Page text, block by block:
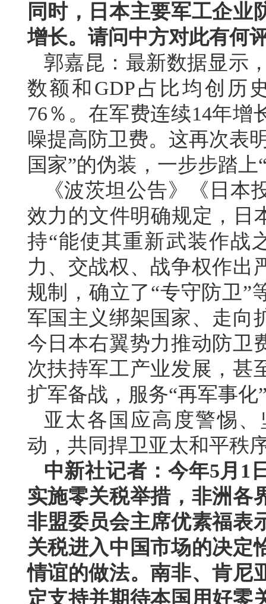
同时，日本主要军工企业
增长。请问中方对此有何
郭嘉昆：最新数据显示
数额和GDP占比均创历
76％。在军费连续14年
噪提高防卫费。这再次表
国家”的伪装，一步步踏
《波茨坦公告》《日
效力的文件明确规定，日
持“能使其重新武装作战
力、交战权、战争权作出
规制，确立了“专守防卫”
军国主义绑架国家、走向
今日本右翼势力推动防卫
次扶持军工产业发展，甚
扩军备战，服务“再军事化
亚太各国应高度警惕
动，共同捍卫亚太和平秩
中新社记者：今年5月1
实施零关税举措，非洲各
非盟委员会主席优素福表
关税进入中国市场的决定
情谊的做法。南非、肯尼
定支持并期待本国用好零